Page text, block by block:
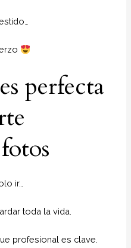
perfecta
ir…
toda la vida.
profesional es clave.